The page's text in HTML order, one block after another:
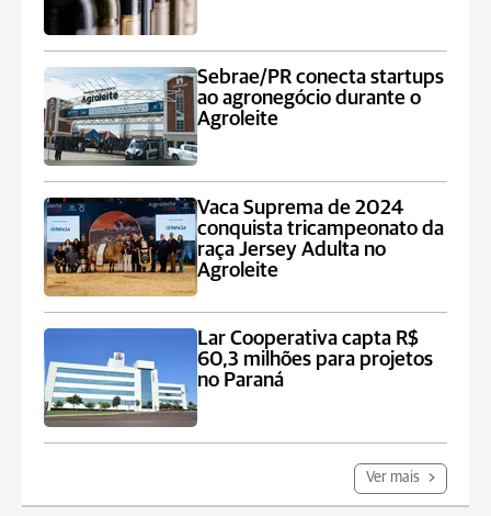
Sebrae/PR conecta startups
ao agronegócio durante o
Agroleite
Vaca Suprema de 2024
conquista tricampeonato da
raça Jersey Adulta no
Agroleite
Lar Cooperativa capta R$
60,3 milhões para projetos
no Paraná
Ver mais